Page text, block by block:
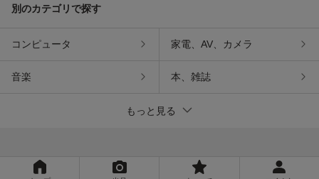
別のカテゴリで探す
コンピュータ 家電、AV、カメラ
音楽 本、雑誌
もっと見る